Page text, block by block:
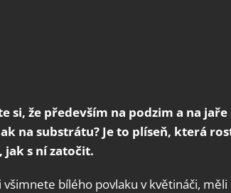
si, že především na podzim a na
na substrátu? Je to plíseň, která
jak s ní zatočit.
všimnete bílého povlaku v květináči,